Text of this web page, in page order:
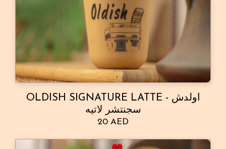
OLDISH SIGNATURE LATTE - اولدش
سجنتشر لاتيه
20 AED